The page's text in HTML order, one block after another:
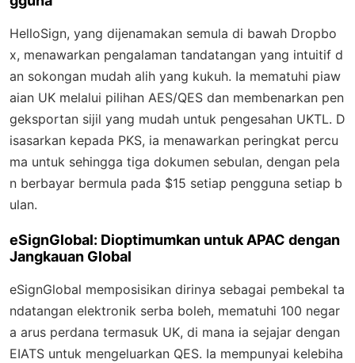
HelloSign, yang dijenamakan semula di bawah Dropbo
x, menawarkan pengalaman tandatangan yang intuitif d
an sokongan mudah alih yang kukuh. Ia mematuhi piaw
aian UK melalui pilihan AES/QES dan membenarkan pen
geksportan sijil yang mudah untuk pengesahan UKTL. D
isasarkan kepada PKS, ia menawarkan peringkat percu
ma untuk sehingga tiga dokumen sebulan, dengan pela
n berbayar bermula pada $15 setiap pengguna setiap b
ulan.
eSignGlobal: Dioptimumkan untuk APAC dengan
Jangkauan Global
eSignGlobal memposisikan dirinya sebagai pembekal ta
ndatangan elektronik serba boleh, mematuhi 100 negar
a arus perdana termasuk UK, di mana ia sejajar dengan
EIATS untuk mengeluarkan QES. Ia mempunyai kelebiha